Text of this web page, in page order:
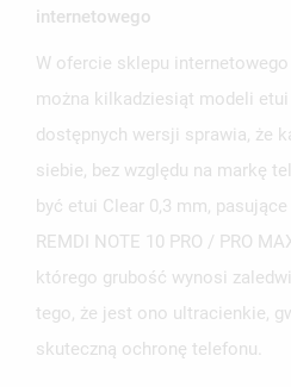
internetowego
W ofercie sklepu
można kilkadziesiąt modeli
dostępnych wersji sprawia, że
siebie, bez względu na markę
być etui Clear 0,3 mm,
REMDI NOTE 10 PRO / PRO
którego grubość wynosi
tego, że jest ono ultracienkie,
skuteczną ochronę telefonu.